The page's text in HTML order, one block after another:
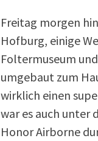
Freitag morgen
Hofburg, einige
Foltermuseum
umgebaut zum
wirklich einen
war es auch unter
Honor Airborne